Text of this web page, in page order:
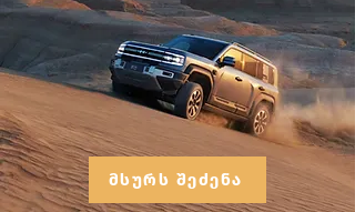
მსურს შეძენა